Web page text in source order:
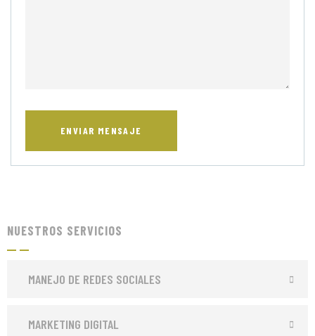
NUESTROS SERVICIOS
MANEJO DE REDES SOCIALES
MARKETING DIGITAL